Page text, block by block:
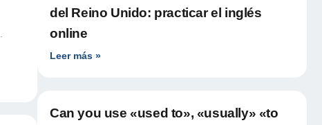
del Reino Unido: practicar el inglés
online
Leer más »
Can you use «used to», «usually» «to